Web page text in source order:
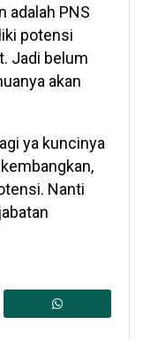
adalah PNS
potensi
Jadi belum
akan
ya kuncinya
Nanti